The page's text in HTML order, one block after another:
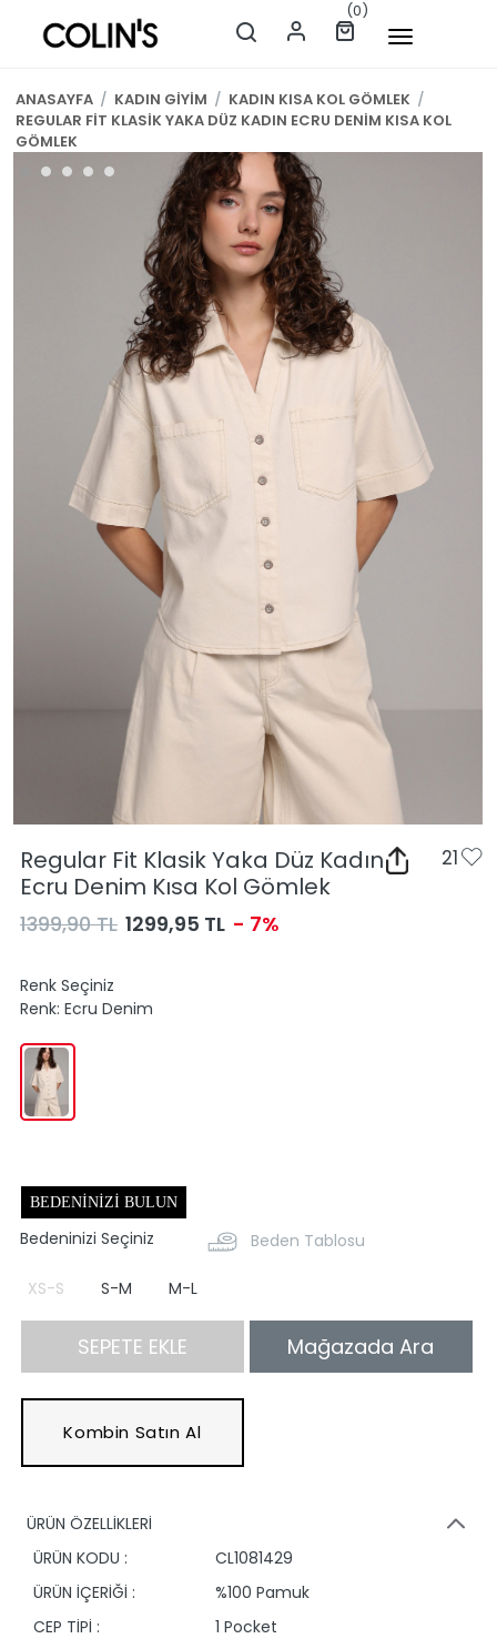
(0)
ANASAYFA / KADIN GİYİM / KADIN KISA KOL GÖMLEK /
REGULAR FİT KLASİK YAKA DÜZ KADIN ECRU DENİM KISA KOL
GÖMLEK
Regular Fit Klasik Yaka Düz Kadın
Ecru Denim Kısa Kol Gömlek
21
1399,90 TL 1299,95 TL - 7%
Renk Seçiniz
Renk: Ecru Denim
BEDENINIZI BULUN
Bedeninizi Seçiniz Beden Tablosu
XS-S S-M M-L
SEPETE EKLE Mağazada Ara
Kombin Satın Al
ÜRÜN ÖZELLİKLERİ
ÜRÜN KODU :
CL1081429
ÜRÜN İÇERİĞİ :
%100 Pamuk
CEP TİPİ :
1 Pocket